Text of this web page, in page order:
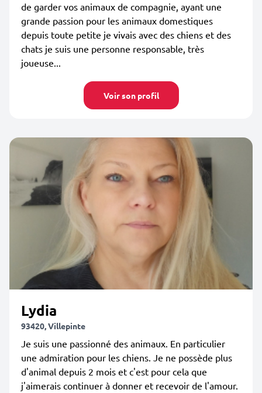
de garder vos animaux de compagnie, ayant une
grande passion pour les animaux domestiques
depuis toute petite je vivais avec des chiens et des
chats je suis une personne responsable, très
joueuse...
Voir son profil
Lydia
93420, Villepinte
Je suis une passionné des animaux. En particulier
une admiration pour les chiens. Je ne possède plus
d'animal depuis 2 mois et c'est pour cela que
j'aimerais continuer à donner et recevoir de l'amour.